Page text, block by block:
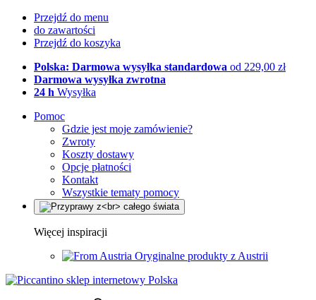
Przejdź do menu
do zawartości
Przejdź do koszyka
Polska: Darmowa wysyłka standardowa od 229,00 zł
Darmowa wysyłka zwrotna
24 h Wysyłka
Pomoc
Gdzie jest moje zamówienie?
Zwroty
Koszty dostawy
Opcje płatności
Kontakt
Wszystkie tematy pomocy
Więcej inspiracji
Oryginalne produkty z Austrii